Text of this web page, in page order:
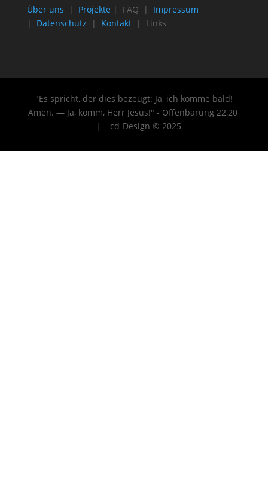
Über uns | Projekte | FAQ | Impressum
| Datenschutz | Kontakt| Links
"Es spricht, der dies bezeugt: Ja, ich komme bald!
Amen. — Ja, komm, Herr Jesus!" - Offenbarung 22,20
| cd-Design © 2025